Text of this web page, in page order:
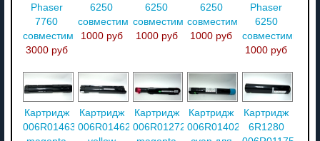
Phaser
7760
совместимый
3000 руб
6250
совместимый
1000 руб
6250
совместимый
1000 руб
6250
совместимый
1000 руб
Phaser
6250
совместимый
1000 руб
Картридж
006R01463
Картридж
006R01462
Картридж
006R01272
Картридж
006R01402
Картридж
6R1280